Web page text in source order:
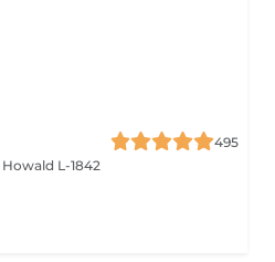
495
Howald L-1842